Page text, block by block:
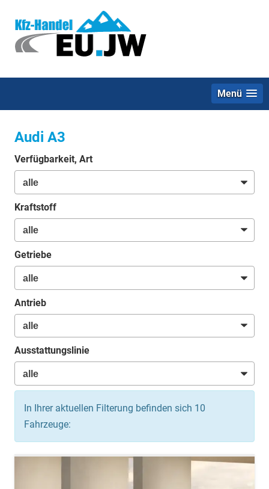
Menü
Audi A3
Verfügbarkeit, Art
Kraftstoff
Getriebe
Antrieb
Ausstattungslinie
In Ihrer aktuellen Filterung befinden sich 10
Fahrzeuge: